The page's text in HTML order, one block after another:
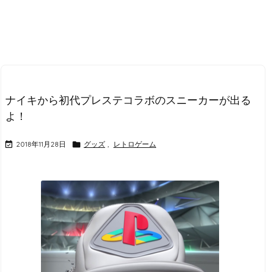
ナイキから初代プレステコラボのスニーカーが出る
よ！
 2018年11月28日  グッズ , レトロゲーム